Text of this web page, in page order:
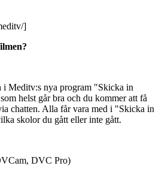
]
i Meditv:s nya program "Skicka in
helst går bra och du kommer att få
chatten. Alla får vara med i "Skicka in
skolor du gått eller inte gått.
DVC Pro)